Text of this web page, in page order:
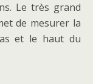
Le très grand
de mesurer la
et le haut du